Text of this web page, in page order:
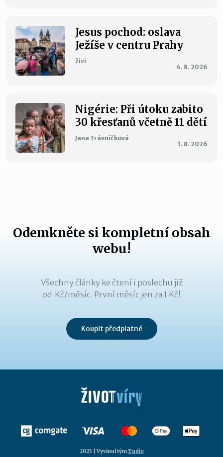
Jesus pochod: oslava
Ježíše v centru Prahy
živi
4. 8. 2026
Nigérie: Při útoku zabito
30 křesťanů včetně 11 dětí
Jana Trávníčková
1. 8. 2026
Odemkněte si kompletní obsah
webu!
Všechny články ke čtení i poslechu již
od Kč/měsíc. První měsíc jen za 1 Kč!
Koupit předplatné
2023 | Vyvinul týmTudio